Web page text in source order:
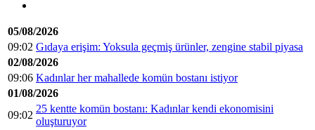
05/08/2026
09:02 Gıdaya erişim: Yoksula geçmiş ürünler, zengine stabil piyasa
02/08/2026
09:06 Kadınlar her mahallede komün bostanı istiyor
01/08/2026
09:02
25 kentte komün bostanı: Kadınlar kendi ekonomisini
oluşturuyor